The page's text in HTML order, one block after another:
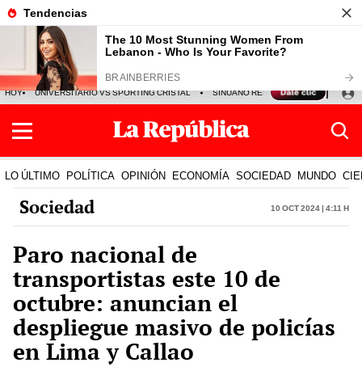
HOY UNIVERSITARIO VS SPORTING CRISTAL SINUANO RESULTADOS HOY
LO ÚLTIMO POLÍTICA OPINIÓN ECONOMÍA SOCIEDAD MUNDO
Sociedad 10 Oct 2024 | 4:11 h
Paro nacional de
transportistas este 10 de
octubre: anuncian el
despliegue masivo de policías
en Lima y Callao